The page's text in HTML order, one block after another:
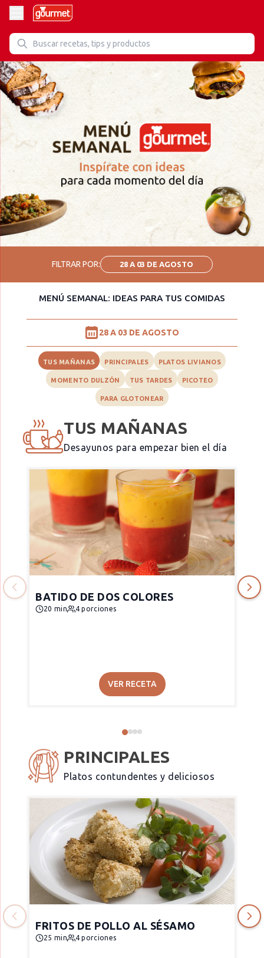
28 A 03 DE AGOSTO
FILTRAR POR: 28 A 03 DE AGOSTO
MENÚ SEMANAL: IDEAS PARA TUS COMIDAS
TUS MAÑANAS PRINCIPALES PLATOS LIVIANOS
MOMENTO DULZÓN TUS TARDES PICOTEO
PARA GLOTONEAR
TUS MAÑANAS
Desayunos para empezar bien el día
BATIDO DE DOS COLORES
20 min 4 porciones
VER RECETA
PRINCIPALES
Platos contundentes y deliciosos
FRITOS DE POLLO AL SÉSAMO
25 min 4 porciones